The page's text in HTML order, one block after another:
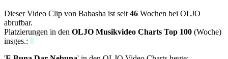
Dieser Video Clip von Babasha ist seit 46 Wochen bei OLJO
abrufbar.
Platzierungen in den OLJO Musikvideo Charts Top 100 (Woche)
insges.: 0